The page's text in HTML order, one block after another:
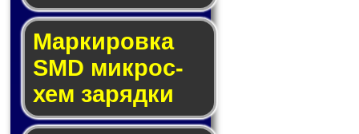
Маркировка
SMD мик­рос­
хем за­ряд­ки